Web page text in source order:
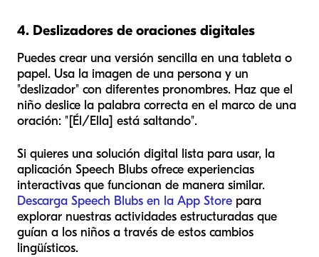
4. Deslizadores de oraciones digitales
Puedes crear una versión sencilla en una tableta o
papel. Usa la imagen de una persona y un
"deslizador" con diferentes pronombres. Haz que el
niño deslice la palabra correcta en el marco de una
oración: "[Él/Ella] está saltando".
Si quieres una solución digital lista para usar, la
aplicación Speech Blubs ofrece experiencias
interactivas que funcionan de manera similar.
Descarga Speech Blubs en la App Store para
explorar nuestras actividades estructuradas que
guían a los niños a través de estos cambios
lingüísticos.